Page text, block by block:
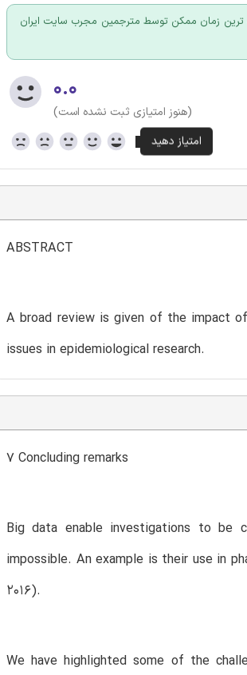
ترین زمان ممکن توسط مترجمین مجرب سایت ایران
۰.۰
(هنوز امتیازی ثبت نشده است)
ABSTRACT
A broad review is given of the impact
issues in epidemiological research.
7 Concluding remarks
Big data enable investigations to be
impossible. An example is their use in
2016).
We have highlighted some of the